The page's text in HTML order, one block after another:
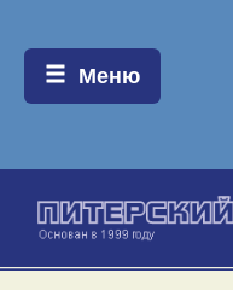
Меню:
Меню